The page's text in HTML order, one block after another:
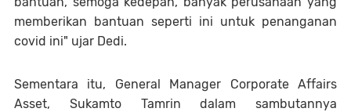
memberikan bantuan seperti ini untuk penanganan
covid ini" ujar Dedi.
Sementara itu, General Manager Corporate Affairs
Asset, Sukamto Tamrin dalam sambutannya